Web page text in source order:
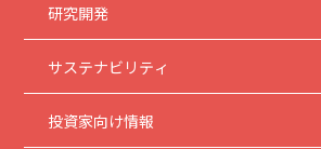
研究開発
サステナビリティ
投資家向け情報